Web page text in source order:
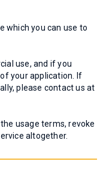
which you can use to
use, and if you
your application. If
please contact us at
usage terms, revoke
altogether.